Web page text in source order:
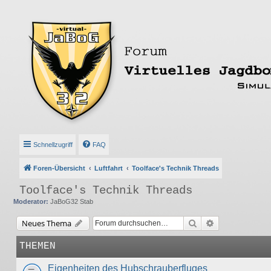
Schnellzugriff FAQ
Foren-Übersicht Luftfahrt Toolface's Technik Threads
Toolface's Technik Threads
Moderator: JaBoG32 Stab
Neues Thema Suche
THEMEN
Eigenheiten des Hubschrauberfluges